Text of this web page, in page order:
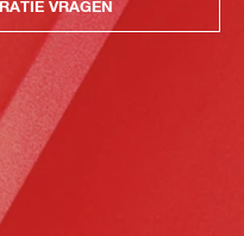
VRAGEN